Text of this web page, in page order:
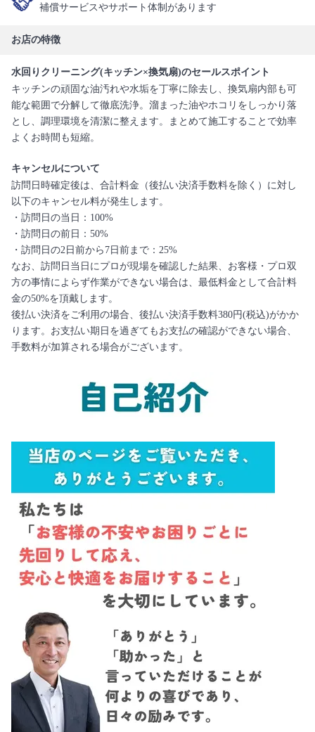
補償サービスやサポート体制があります
お店の特徴
水回りクリーニング(キッチン×換気扇)のセールスポイント
キッチンの頑固な油汚れや水垢を丁寧に除去し、換気扇内部も可
能な範囲で分解して徹底洗浄。溜まった油やホコリをしっかり落
とし、調理環境を清潔に整えます。まとめて施工することで効率
よくお時間も短縮。
キャンセルについて
訪問日時確定後は、合計料金（後払い決済手数料を除く）に対し
以下のキャンセル料が発生します。
・訪問日の当日：100%
・訪問日の前日：50%
・訪問日の2日前から7日前まで：25%
なお、訪問日当日にプロが現場を確認した結果、お客様・プロ双
方の事情によらず作業ができない場合は、最低料金として合計料
金の50%を頂戴します。
後払い決済をご利用の場合、後払い決済手数料380円(税込)がかか
ります。お支払い期日を過ぎてもお支払の確認ができない場合、
手数料が加算される場合がございます。